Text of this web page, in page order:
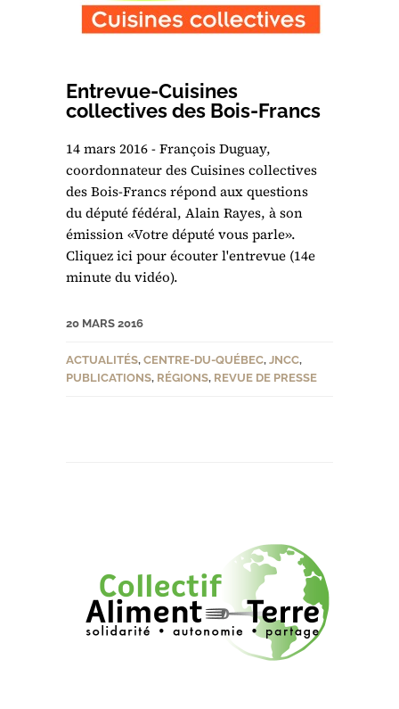
Entrevue-Cuisines
collectives des Bois-Francs
14 mars 2016 - François Duguay,
coordonnateur des Cuisines collectives
des Bois-Francs répond aux questions
du député fédéral, Alain Rayes, à son
émission «Votre député vous parle».
Cliquez ici pour écouter l'entrevue (14e
minute du vidéo).
20 MARS 2016
ACTUALITÉS, CENTRE-DU-QUÉBEC, JNCC,
PUBLICATIONS, RÉGIONS, REVUE DE PRESSE